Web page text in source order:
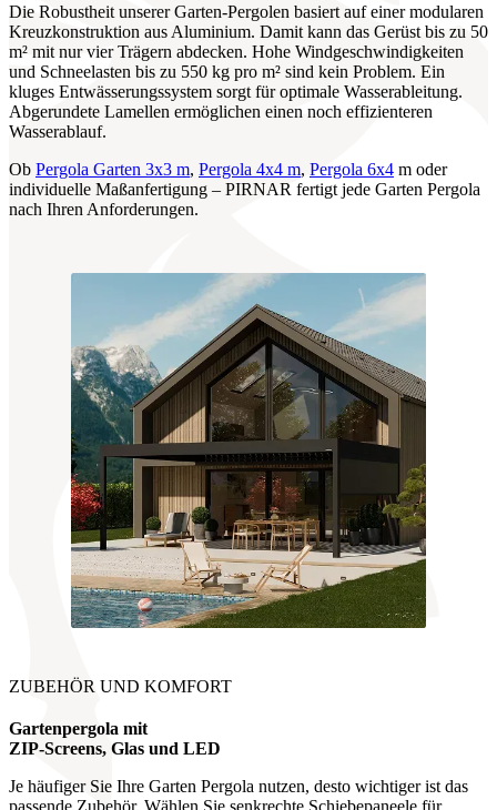
Die Robustheit unserer Garten-Pergolen basiert auf einer modularen
Kreuzkonstruktion aus Aluminium. Damit kann das Gerüst bis zu 50
m² mit nur vier Trägern abdecken. Hohe Windgeschwindigkeiten
und Schneelasten bis zu 550 kg pro m² sind kein Problem. Ein
kluges Entwässerungssystem sorgt für optimale Wasserableitung.
Abgerundete Lamellen ermöglichen einen noch effizienteren
Wasserablauf.
Ob Pergola Garten 3x3 m, Pergola 4x4 m, Pergola 6x4 m oder
individuelle Maßanfertigung – PIRNAR fertigt jede Garten Pergola
nach Ihren Anforderungen.
ZUBEHÖR UND KOMFORT
Gartenpergola mit
ZIP-Screens, Glas und LED
Je häufiger Sie Ihre Garten Pergola nutzen, desto wichtiger ist das
passende Zubehör. Wählen Sie senkrechte Schiebepaneele für